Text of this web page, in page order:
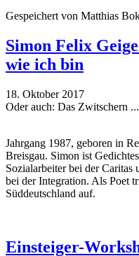
Gespeichert von Matthias
Simon Felix
wie ich bin
18. Oktober 2017
Oder auch: Das Zwitschern
Jahrgang 1987, geboren in
Breisgau. Simon ist
Sozialarbeiter bei der Caritas
bei der Integration. Als Poet
Süddeutschland auf.
Einsteiger-